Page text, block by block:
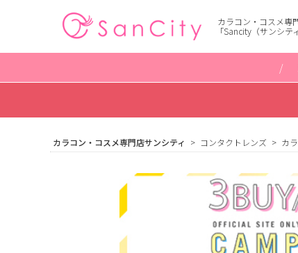
カラコン・コスメ専
「Sancity（サンシテ
カラコン・コスメ専門店サンシティ コンタクトレンズ カ